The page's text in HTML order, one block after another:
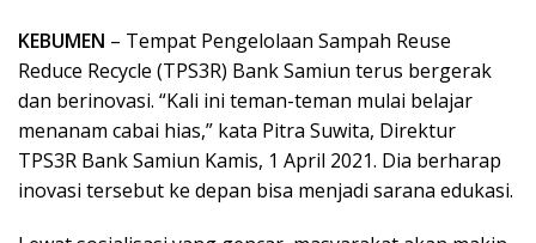
KEBUMEN – Tempat Pengelolaan Sampah Reuse
Reduce Recycle (TPS3R) Bank Samiun terus bergerak
dan berinovasi. “Kali ini teman-teman mulai belajar
menanam cabai hias,” kata Pitra Suwita, Direktur
TPS3R Bank Samiun Kamis, 1 April 2021. Dia berharap
inovasi tersebut ke depan bisa menjadi sarana edukasi.